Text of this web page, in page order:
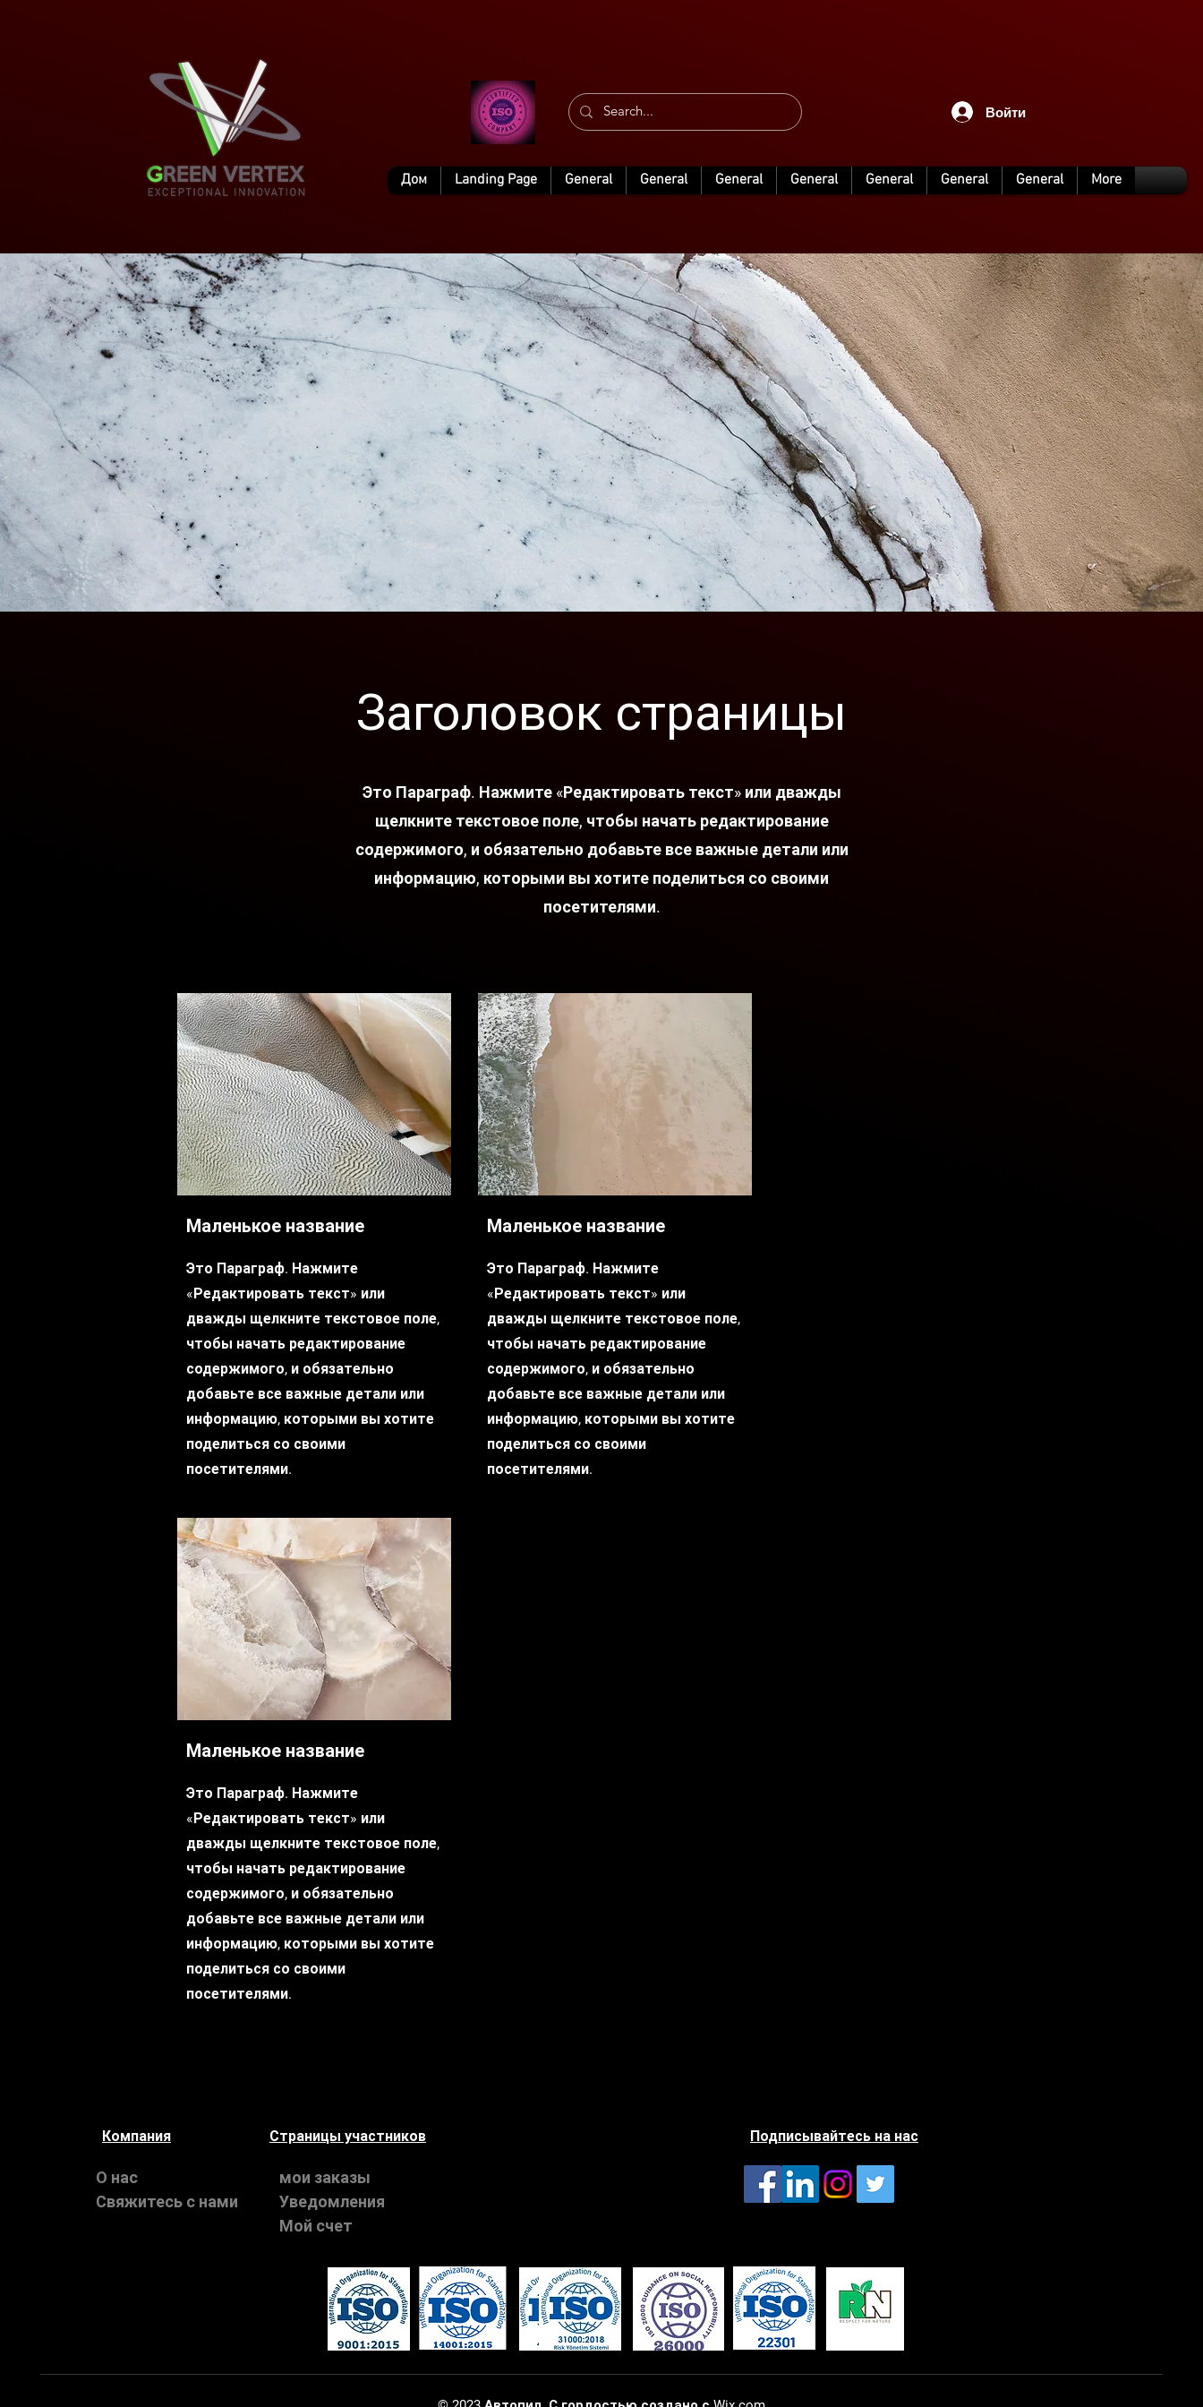
Войти
Дом Landing Page General General General General General General General More
Заголовок страницы
Это Параграф. Нажмите «Редактировать текст» или дважды
щелкните текстовое поле, чтобы начать редактирование
содержимого, и обязательно добавьте все важные детали или
информацию, которыми вы хотите поделиться со своими
посетителями.
Маленькое название
Это Параграф. Нажмите
«Редактировать текст» или
дважды щелкните текстовое поле,
чтобы начать редактирование
содержимого, и обязательно
добавьте все важные детали или
информацию, которыми вы хотите
поделиться со своими
посетителями.
Маленькое название
Это Параграф. Нажмите
«Редактировать текст» или
дважды щелкните текстовое поле,
чтобы начать редактирование
содержимого, и обязательно
добавьте все важные детали или
информацию, которыми вы хотите
поделиться со своими
посетителями.
Маленькое название
Это Параграф. Нажмите
«Редактировать текст» или
дважды щелкните текстовое поле,
чтобы начать редактирование
содержимого, и обязательно
добавьте все важные детали или
информацию, которыми вы хотите
поделиться со своими
посетителями.
Компания
О нас
Свяжитесь с нами
Страницы участников
мои заказы
Уведомления
Мой счет
Подписывайтесь на нас